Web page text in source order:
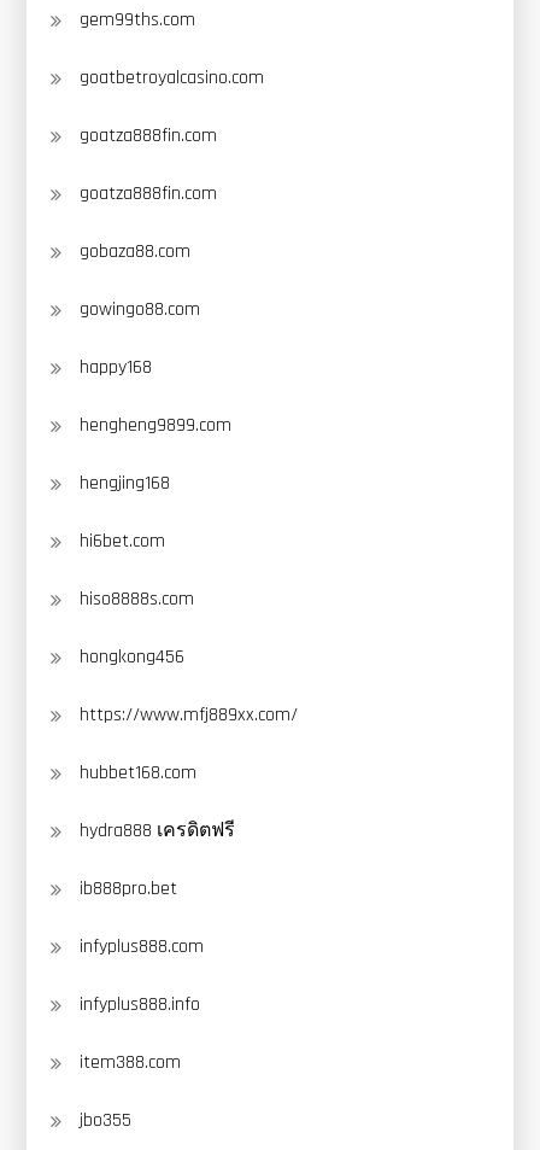
gem99ths.com
goatbetroyalcasino.com
goatza888fin.com
goatza888fin.com
gobaza88.com
gowingo88.com
happy168
hengheng9899.com
hengjing168
hi6bet.com
hiso8888s.com
hongkong456
https://www.mfj889xx.com/
hubbet168.com
hydra888 เครดิตฟรี
ib888pro.bet
infyplus888.com
infyplus888.info
item388.com
jbo355